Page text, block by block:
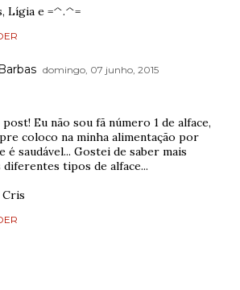
Lígia e =^.^=
domingo, 07 junho, 2015
Eu não sou fã número 1 de alface,
coloco na minha alimentação por
é saudável... Gostei de saber mais
tipos de alface...
Cris